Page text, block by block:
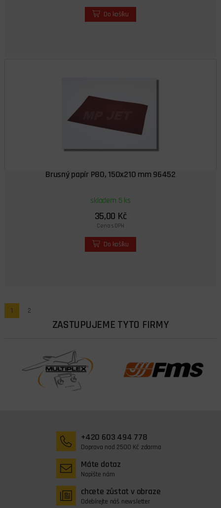
Do košíku
Brusný papír P80, 150x210 mm 96452
skladem 5 ks
35,00 Kč
Cena s DPH
Do košíku
1 2
ZASTUPUJEME TYTO FIRMY
+420 603 494 778
Doprava nad 2500 Kč zdarma
Máte dotaz
Napište nám
chcete zůstat v obraze
Odebírejte náš newsletter